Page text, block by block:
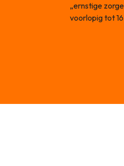
„ernstige
voorlopig tot 16